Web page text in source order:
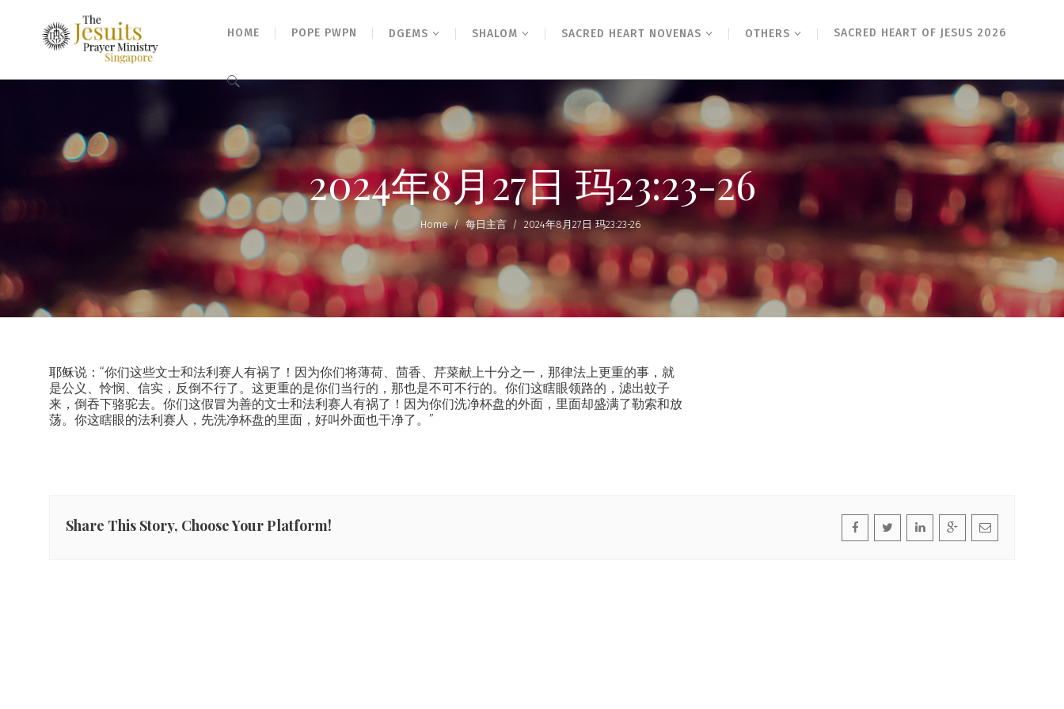
HOME POPE PWPN DGEMS SHALOM SACRED HEART NOVENAS OTHERS SACRED HEART OF JESUS 2026
Search
2024年8月27日 玛23:23-26
Home /每日主言 / 2024年8月27日 玛23:23-26
耶稣说：“你们这些文士和法利赛人有祸了！因为你们将薄荷、茴香、芹菜献上十分之一，那律法上更重的事，就
是公义、怜悯、信实，反倒不行了。这更重的是你们当行的，那也是不可不行的。你们这瞎眼领路的，滤出蚊子
来，倒吞下骆驼去。你们这假冒为善的文士和法利赛人有祸了！因为你们洗净杯盘的外面，里面却盛满了勒索和放
荡。你这瞎眼的法利赛人，先洗净杯盘的里面，好叫外面也干净了。”
Share This Story, Choose Your Platform!